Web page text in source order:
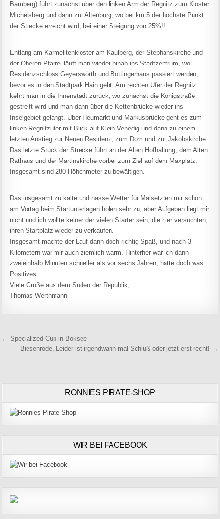
Bamberg) führt zunächst über den linken Arm der Regnitz zum Kloster
Michelsberg und dann zur Altenburg, wo bei km 5 der höchste Punkt
der Strecke erreicht wird, bei einer Steigung von 25%!!
Entlang am Karmelitenkloster am Kaulberg, der Stephanskirche und
der Oberen Pfarrei läuft man wieder hinab ins Stadtzentrum, wo
Residenzschloss Geyerswörth und Böttingerhaus passiert werden,
bevor es in den Stadtpark Hain geht. Am rechten Ufer der Regnitz
kehrt man in die Innenstadt zurück, wo zunächst die Königstraße
gestreift wird und man dann über die Kettenbrücke wieder ins
Inselgebiet gelangt. Über Heumarkt und Markusbrücke geht es zum
linken Regnitzufer mit Blick auf Klein-Venedig und dann zu einem
letzten Anstieg zur Neuen Residenz, zum Dom und zur Jakobskirche.
Das letzte Stück der Strecke führt an der Alten Hofhaltung, dem Alten
Rathaus und der Martinskirche vorbei zum Ziel auf dem Maxplatz.
Insgesamt sind 280 Höhenmeter zu bewältigen.
Das insgesamt zu kalte und nasse Wetter für Maisetzten mir schon
am Vortag beim Startunterlagen holen sehr zu, aber Aufgeben liegt mir
nicht und ich wollte keiner der vielen Starter sein, die hier versuchten,
ihren Startplatz wieder zu verkaufen.
Insgesamt machte der Lauf dann doch richtig Spaß, und nach 3
Kilometern war mir auch ziemlich warm. Hinterher war ich dann
zweieinhalb Minuten schneller als vor sechs Jahren, hatte doch was
Positives.
Viele Grüße aus dem Süden der Republik,
Thomas Werthmann
Beitragsnavigation
← Specialized Cup in Boksee
Biesenrode, Leider ist irgendwann mal Schluß oder jetzt erst recht! →
RONNIES PIRATE-SHOP
WIR BEI FACEBOOK